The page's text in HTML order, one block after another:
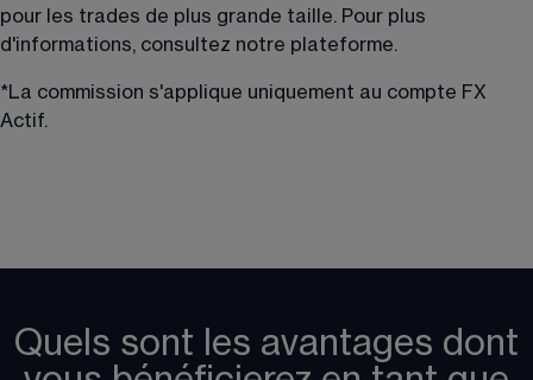
pour les trades de plus grande taille. Pour plus
d'informations, consultez notre plateforme.
*La commission s'applique uniquement au compte FX
Actif.
Quels sont les avantages dont